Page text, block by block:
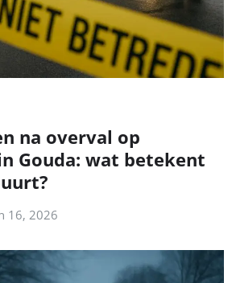
na overval op
Gouda: wat betekent
16, 2026